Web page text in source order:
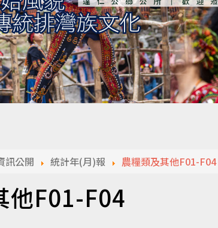
訊公開 統計年(月)報 農糧類及其他F01-F04
他F01-F04